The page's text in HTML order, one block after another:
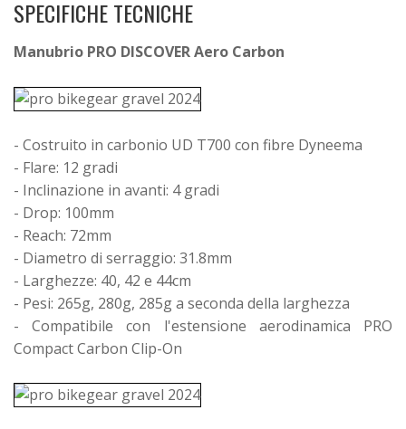
SPECIFICHE TECNICHE
Manubrio PRO DISCOVER Aero Carbon
- Costruito in carbonio UD T700 con fibre Dyneema
- Flare: 12 gradi
- Inclinazione in avanti: 4 gradi
- Drop: 100mm
- Reach: 72mm
- Diametro di serraggio: 31.8mm
- Larghezze: 40, 42 e 44cm
- Pesi: 265g, 280g, 285g a seconda della larghezza
- Compatibile con l'estensione aerodinamica PRO
Compact Carbon Clip-On